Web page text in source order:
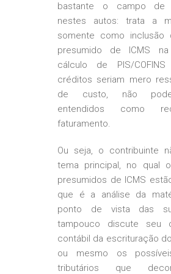
bastante o campo de
nestes autos: trata a
somente como inclusão
presumido de ICMS
cálculo de PIS/
créditos seriam mero
de custo, não
entendidos como
faturamento.
Ou seja, o contribuinte
tema principal, no qual
presumidos de ICMS
que é a análise da
ponto de vista das
tampouco discute seu
contábil da escrituração
ou mesmo os
tributários que